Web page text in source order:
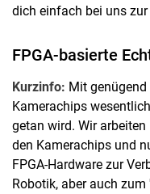
dich einfach bei uns
FPGA-basierte
Kurzinfo: Mit
Kamerachips
getan wird. Wir
den Kamerachips und
FPGA-Hardware zur
Robotik, aber auch